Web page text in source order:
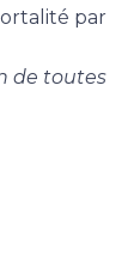
par
de toutes